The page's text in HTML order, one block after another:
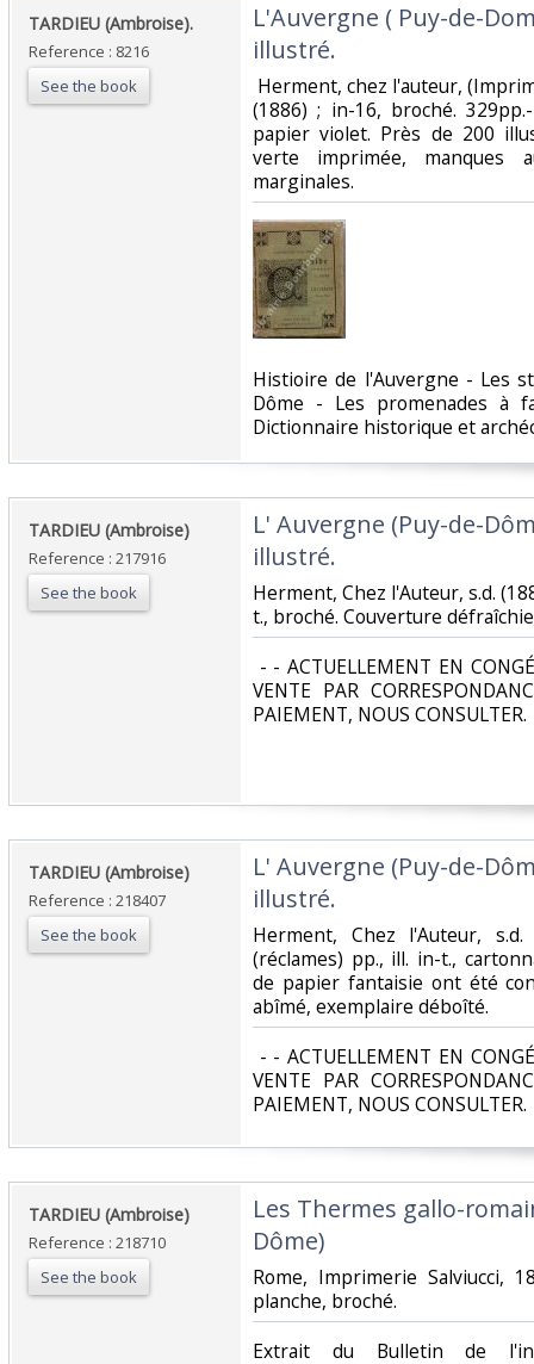
‎TARDIEU (Ambroise). ‎
Reference : 8216
See the book
‎L'Auvergne ( Puy-de-
illustré. ‎
Herment, chez l'auteur,
(1886) ; in-16, broché.
papier violet. Près de 200
verte imprimée, manques
marginales. ‎
‎Histioire de l'Auvergne - Les
Dôme - Les promenades à
Dictionnaire historique et
‎TARDIEU (Ambroise)‎
Reference : 217916
See the book
‎L' Auvergne (Puy-de-
illustré.‎
‎Herment, Chez l'Auteur, s.d.
t., broché. Couverture
- - ACTUELLEMENT EN
VENTE PAR
PAIEMENT, NOUS CONSULTER.‎
‎TARDIEU (Ambroise)‎
Reference : 218407
See the book
‎L' Auvergne (Puy-de-
illustré.‎
‎Herment, Chez l'Auteur,
(réclames) pp., ill. in-t.,
de papier fantaisie ont été
abîmé, exemplaire déboîté.‎
- - ACTUELLEMENT EN
VENTE PAR
PAIEMENT, NOUS CONSULTER.‎
‎TARDIEU (Ambroise)‎
Reference : 218710
See the book
‎Les Thermes gallo-
Dôme)‎
‎Rome, Imprimerie Salviucci,
planche, broché. ‎
‎Extrait du Bulletin de